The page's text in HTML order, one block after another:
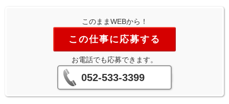
このままWEBから！
この仕事に応募する
お電話でも応募できます。
052-533-3399